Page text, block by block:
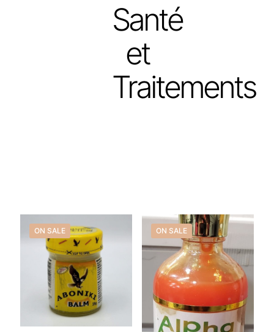
Santé
et
Traitements
ON SALE ON SALE